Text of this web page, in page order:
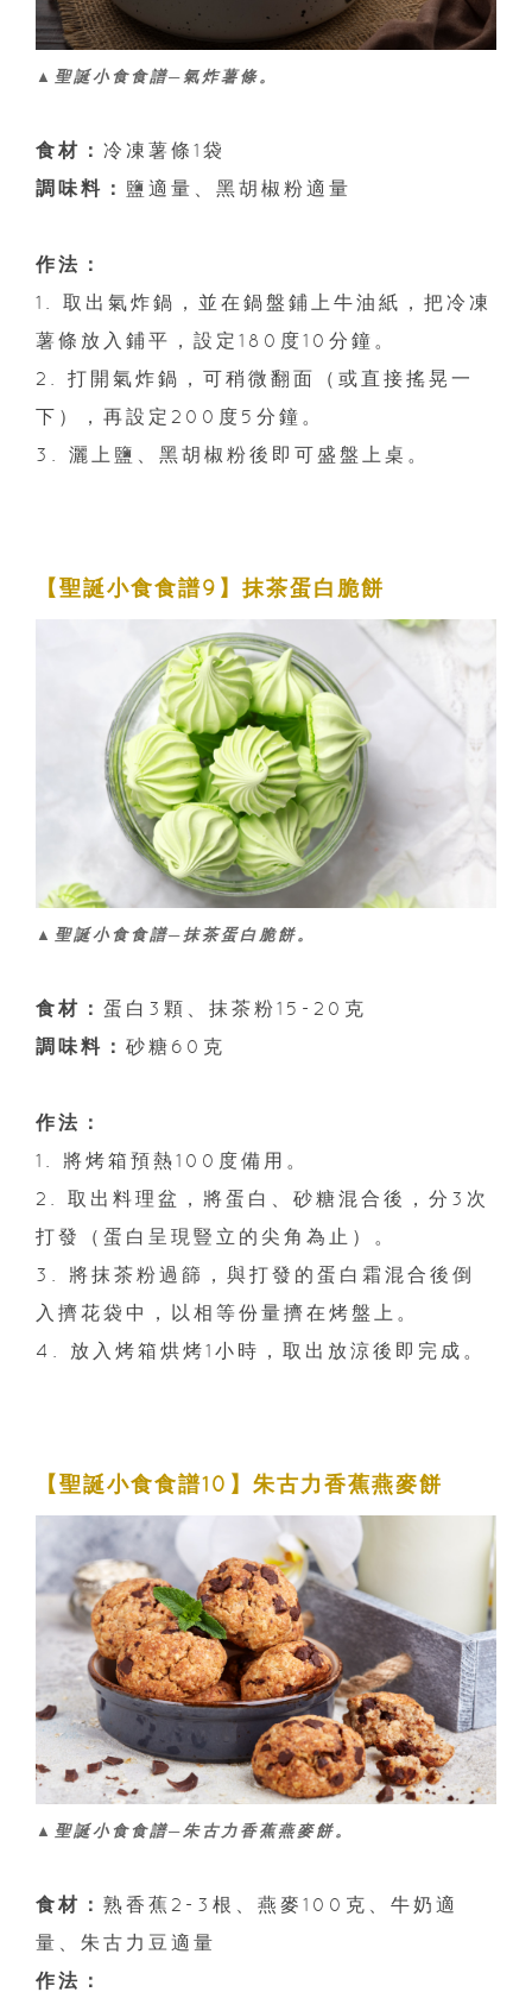
▲聖誕小食食譜─氣炸薯條。
食材： 冷凍薯條1袋
調味料： 鹽適量、黑胡椒粉適量
作法：
1. 取出氣炸鍋，並在鍋盤鋪上牛油紙，把冷凍
薯條放入鋪平，設定180度10分鐘。
2. 打開氣炸鍋，可稍微翻面（或直接搖晃一
下），再設定200度5分鐘。
3. 灑上鹽、黑胡椒粉後即可盛盤上桌。
【聖誕小食食譜9】抹茶蛋白脆餅
▲聖誕小食食譜─抹茶蛋白脆餅。
食材： 蛋白3顆、抹茶粉15-20克
調味料： 砂糖60克
作法：
1. 將烤箱預熱100度備用。
2. 取出料理盆，將蛋白、砂糖混合後，分3次
打發（蛋白呈現豎立的尖角為止）。
3. 將抹茶粉過篩，與打發的蛋白霜混合後倒
入擠花袋中，以相等份量擠在烤盤上。
4. 放入烤箱烘烤1小時，取出放涼後即完成。
【聖誕小食食譜10】朱古力香蕉燕麥餅
▲聖誕小食食譜─朱古力香蕉燕麥餅。
食材： 熟香蕉2-3根、燕麥100克、牛奶適
量、朱古力豆適量
作法：